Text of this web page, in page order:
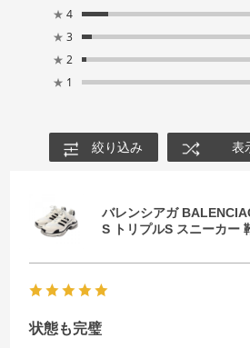
★ 4
★ 3
★ 2
★ 1
絞り込み 表
バレンシアガ
S トリプルS スニーカー
状態も完璧